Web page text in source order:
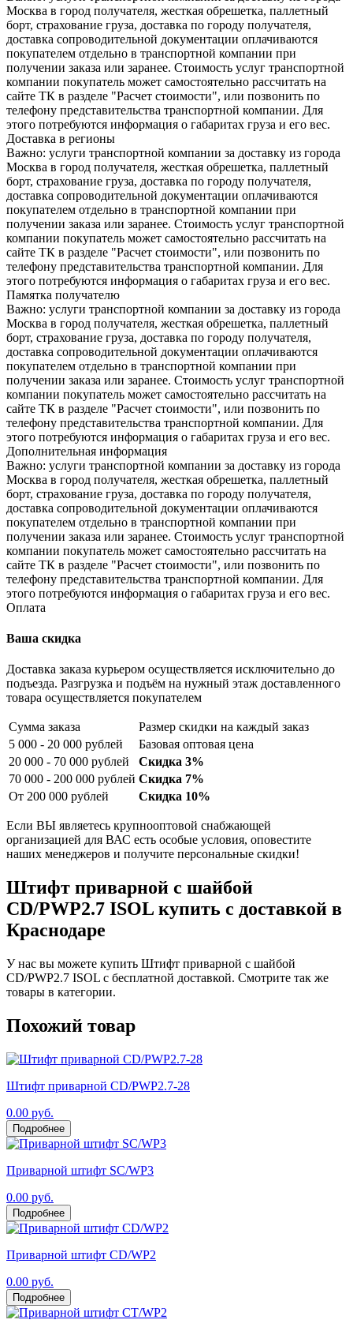
Москва в город получателя, жесткая обрешетка, паллетный
борт, страхование груза, доставка по городу получателя,
доставка сопроводительной документации оплачиваются
покупателем отдельно в транспортной компании при
получении заказа или заранее. Стоимость услуг транспортной
компании покупатель может самостоятельно рассчитать на
сайте ТК в разделе "Расчет стоимости", или позвонить по
телефону представительства транспортной компании. Для
этого потребуются информация о габаритах груза и его вес.
Доставка в регионы
Важно: услуги транспортной компании за доставку из города
Москва в город получателя, жесткая обрешетка, паллетный
борт, страхование груза, доставка по городу получателя,
доставка сопроводительной документации оплачиваются
покупателем отдельно в транспортной компании при
получении заказа или заранее. Стоимость услуг транспортной
компании покупатель может самостоятельно рассчитать на
сайте ТК в разделе "Расчет стоимости", или позвонить по
телефону представительства транспортной компании. Для
этого потребуются информация о габаритах груза и его вес.
Памятка получателю
Важно: услуги транспортной компании за доставку из города
Москва в город получателя, жесткая обрешетка, паллетный
борт, страхование груза, доставка по городу получателя,
доставка сопроводительной документации оплачиваются
покупателем отдельно в транспортной компании при
получении заказа или заранее. Стоимость услуг транспортной
компании покупатель может самостоятельно рассчитать на
сайте ТК в разделе "Расчет стоимости", или позвонить по
телефону представительства транспортной компании. Для
этого потребуются информация о габаритах груза и его вес.
Дополнительная информация
Важно: услуги транспортной компании за доставку из города
Москва в город получателя, жесткая обрешетка, паллетный
борт, страхование груза, доставка по городу получателя,
доставка сопроводительной документации оплачиваются
покупателем отдельно в транспортной компании при
получении заказа или заранее. Стоимость услуг транспортной
компании покупатель может самостоятельно рассчитать на
сайте ТК в разделе "Расчет стоимости", или позвонить по
телефону представительства транспортной компании. Для
этого потребуются информация о габаритах груза и его вес.
Оплата
Ваша скидка
Доставка заказа курьером осуществляется исключительно до
подъезда. Разгрузка и подъём на нужный этаж доставленного
товара осуществляется покупателем
Сумма заказа
Размер скидки на каждый заказ
5 000 - 20 000 рублей
Базовая оптовая цена
20 000 - 70 000 рублей
Скидка 3%
70 000 - 200 000 рублей Скидка 7%
От 200 000 рублей
Скидка 10%
Если ВЫ являетесь крупнооптовой снабжающей
организацией для ВАС есть особые условия, оповестите
наших менеджеров и получите персональные скидки!
Штифт приварной с шайбой
CD/PWP2.7 ISOL купить с доставкой в
Краснодаре
У нас вы можете купить Штифт приварной с шайбой
CD/PWP2.7 ISOL с бесплатной доставкой. Смотрите так же
товары в категории.
Похожий товар
Штифт приварной CD/PWP2.7-28
0.00 руб.
Подробнее
Приварной штифт SC/WP3
0.00 руб.
Подробнее
Приварной штифт CD/WP2
0.00 руб.
Подробнее